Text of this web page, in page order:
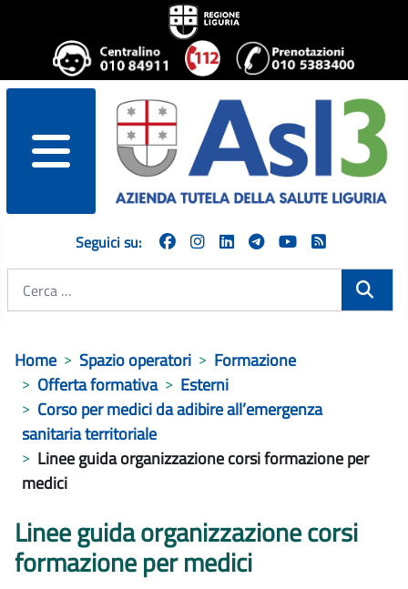
menu
Seguici su:
Home Spazio operatori
Formazione
Offerta formativa
Esterni
Corso per medici da adibire all’emergenza
sanitaria territoriale
Linee guida organizzazione corsi formazione per
medici
Linee guida organizzazione corsi
formazione per medici